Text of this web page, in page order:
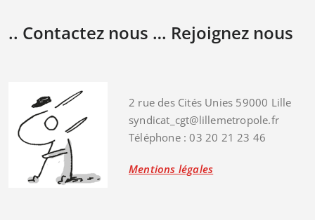
.. Contactez nous … Rejoignez nous
2 rue des Cités Unies 59000 Lille
syndicat_cgt@lillemetropole.fr
Téléphone : 03 20 21 23 46
Mentions légales